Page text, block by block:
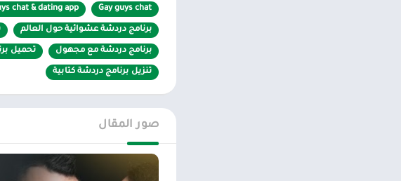
والحصول على الأولوية. نوصيك
– قم بتحميل ما يصل إلى 30 صورة بدقة عالية وتغيير ترتيب الصور
– ابحث عن مثلي الجنس بالقرب منك
– تصفية نتائج البحث لرؤية
– تصفية نتائج البحث لرؤية مستخدمي
Gay guys chat
chat & dating app
برنامج دردشة عشوائية حول العالم
برنامج دردشة مع مجهول تحميل
تنزيل برنامج دردشة كتابية
صور المقال